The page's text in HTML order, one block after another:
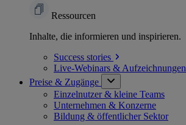
Ressourcen
Inhalte, die informieren und inspirieren.
Success stories
Live-Webinars & Aufzeichnungen
Preise & Zugänge
Einzelnutzer & kleine Teams
Unternehmen & Konzerne
Bildung & öffentlicher Sektor